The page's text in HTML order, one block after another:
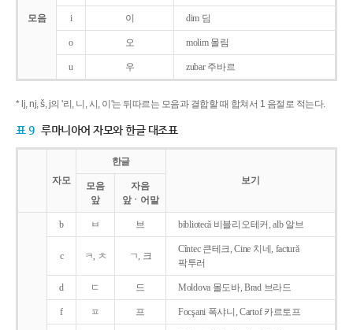
모음 i 이 dim 딤
o 오 molim 몰림
u 우 zubar 주바르
* lj, nj, š, j의 '리, 니, 시, 이'는 뒤따르는 모음과 결합할 때 합쳐서 1 음절로 적는다.
표 9 루마니아어 자모와 한글 대조표
자모
한글
보기
모음
앞
자음
앞ㆍ어말
b ㅂ 브 bibliotecǎ 비블리오테커, alb 알브
c ㅋ, ㅊ ㄱ, 크
Cîntec 큰테크, Cine 치네, facturǎ
팍투러
d ㄷ 드 Moldova 몰도바, Brad 브라드
f ㅍ 프 Focşani 폭샤니, Cartof 카르토프